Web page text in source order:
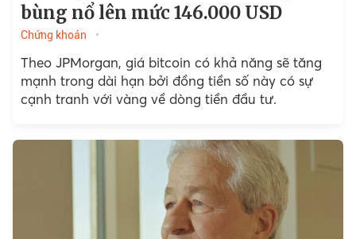
bùng nổ lên mức 146.000 USD
Chứng khoán
Theo JPMorgan, giá bitcoin có khả năng sẽ tăng
mạnh trong dài hạn bởi đồng tiền số này có sự
cạnh tranh với vàng về dòng tiền đầu tư.